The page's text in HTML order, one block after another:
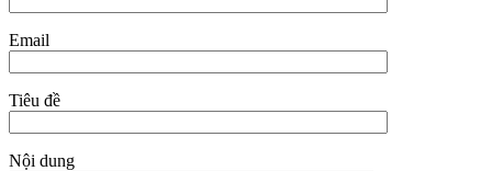
Email
Tiêu đề
Nội dung